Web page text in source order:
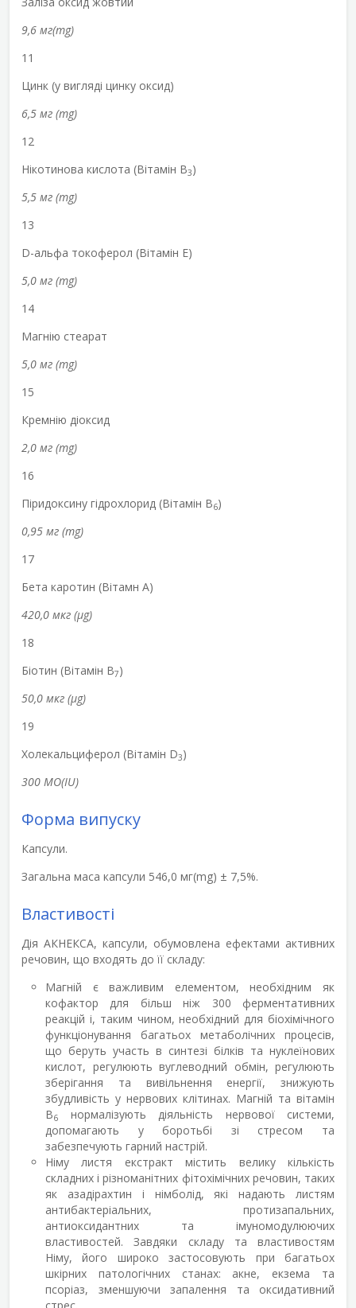
9,6 мг(mg)
11
Цинк (у вигляді цинку оксид)
6,5 мг (mg)
12
Нікотинова кислота (Вітамін В3)
5,5 мг (mg)
13
D-альфа токоферол (Вітамін Е)
5,0 мг (mg)
14
Магнію стеарат
5,0 мг (mg)
15
Кремнію діоксид
2,0 мг (mg)
16
Піридоксину гідрохлорид (Вітамін В6)
0,95 мг (mg)
17
Бета каротин (Вітамн А)
420,0 мкг (µg)
18
Біотин (Вітамін В7)
50,0 мкг (µg)
19
Холекальциферол (Вітамін D3)
300 MO(IU)
Форма випуску
Капсули.
Загальна маса капсули 546,0 мг(mg) ± 7,5%.
Властивості
Дія АКНЕКСА, капсули, обумовлена ефектами активних
речовин, що входять до її складу:
Магній є важливим елементом, необхідним як
кофактор для більш ніж 300 ферментативних
реакцій і, таким чином, необхідний для біохімічного
функціонування багатьох метаболічних процесів,
що беруть участь в синтезі білків та нуклеїнових
кислот, регулюють вуглеводний обмін, регулюють
зберігання та вивільнення енергії, знижують
збудливість у нервових клітинах. Магній та вітамін
В6
нормалізують діяльність нервової системи,
допомагають у боротьбі зі стресом та
забезпечують гарний настрій.
Німу листя екстракт містить велику кількість
складних і різноманітних фітохімічних речовин, таких
як азадірахтин і німболід, які надають листям
антибактеріальних, протизапальних,
антиоксидантних та імуномодулюючих
властивостей. Завдяки складу та властивостям
Німу, його широко застосовують при багатьох
шкiрних патологiчних станах: акне, екзема та
псорiаз, зменшуючи запалення та оксидативний